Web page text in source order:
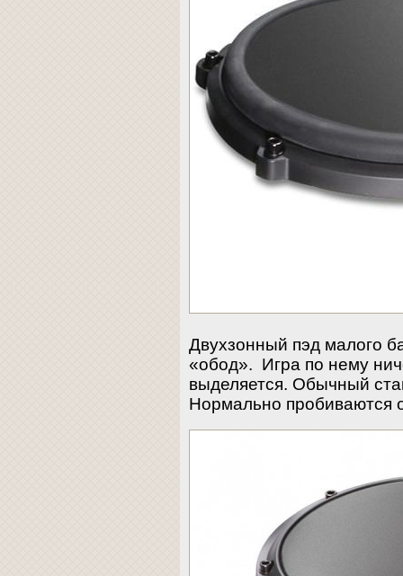
Двухзонный пэд малого
«обод». Игра по нему
выделяется. Обычный
Нормально пробиваются